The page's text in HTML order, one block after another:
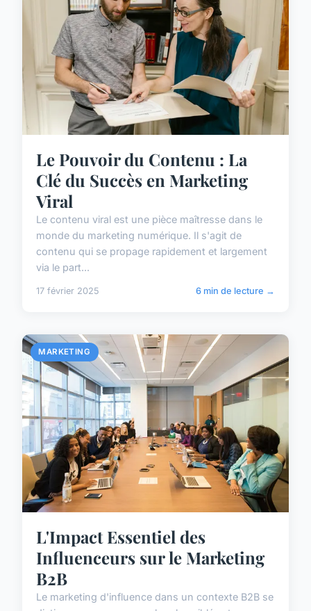
Le Pouvoir du Contenu : La
Clé du Succès en Marketing
Viral
Le contenu viral est une pièce maîtresse dans le
monde du marketing numérique. Il s'agit de
contenu qui se propage rapidement et largement
via le part...
17 février 2025 6 min de lecture →
MARKETING
L'Impact Essentiel des
Influenceurs sur le Marketing
B2B
Le marketing d'influence dans un contexte B2B se